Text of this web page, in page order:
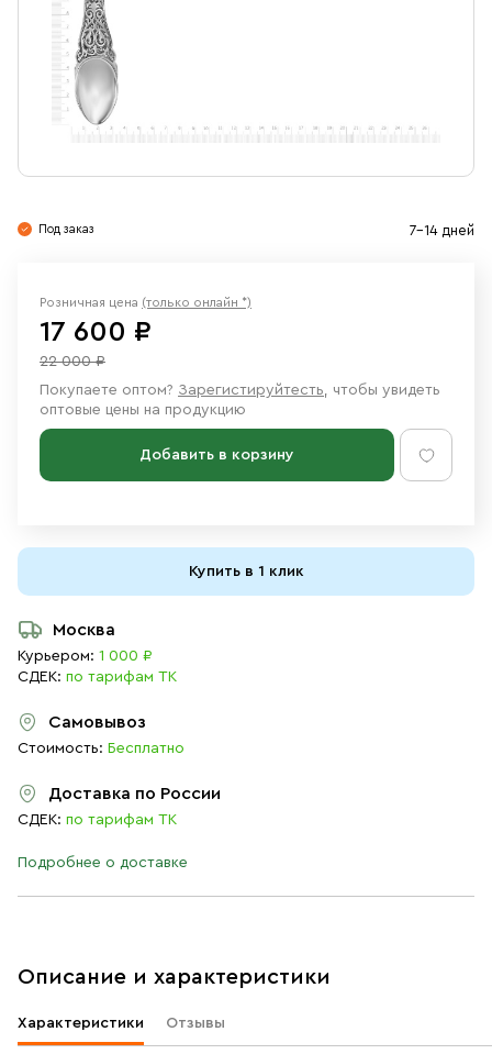
Ювелирные изделия
Под заказ 7-14 дней
Розничная цена (только онлайн *)
17 600 ₽
22 000 ₽
Покупаете оптом? Зарегистируйтесть, чтобы увидеть
оптовые цены на продукцию
Добавить в корзину
Купить в 1 клик
Москва
Курьером: 1 000 ₽
СДЕК: по тарифам ТК
Самовывоз
Стоимость: Бесплатно
Доставка по России
СДЕК: по тарифам ТК
Подробнее о доставке
Описание и характеристики
Характеристики Отзывы